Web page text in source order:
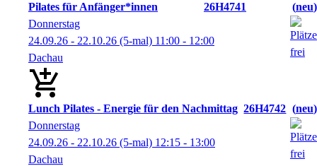
Pilates für Anfänger*innen 26H4741
neu
Donnerstag
24.09.26 - 22.10.26 (5-mal) 11:00 - 12:00
Dachau
Lunch Pilates - Energie für den Nachmittag 26H4742
neu
Donnerstag
24.09.26 - 22.10.26 (5-mal) 12:15 - 13:00
Dachau